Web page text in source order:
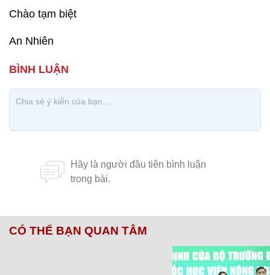
Chào tạm biệt
An Nhiên
CÓ THỂ BẠN QUAN TÂM